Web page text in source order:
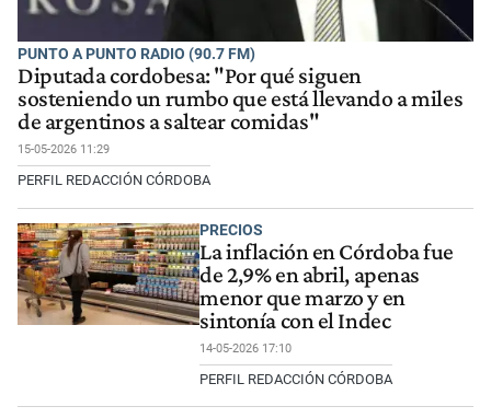
PUNTO A PUNTO RADIO (90.7 FM)
Diputada cordobesa: "Por qué siguen
sosteniendo un rumbo que está llevando a miles
de argentinos a saltear comidas"
15-05-2026 11:29
PERFIL REDACCIÓN CÓRDOBA
PRECIOS
La inflación en Córdoba fue
de 2,9% en abril, apenas
menor que marzo y en
sintonía con el Indec
14-05-2026 17:10
PERFIL REDACCIÓN CÓRDOBA